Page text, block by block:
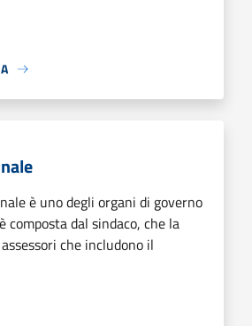
è uno degli organi di governo
composta dal sindaco, che la
che includono il